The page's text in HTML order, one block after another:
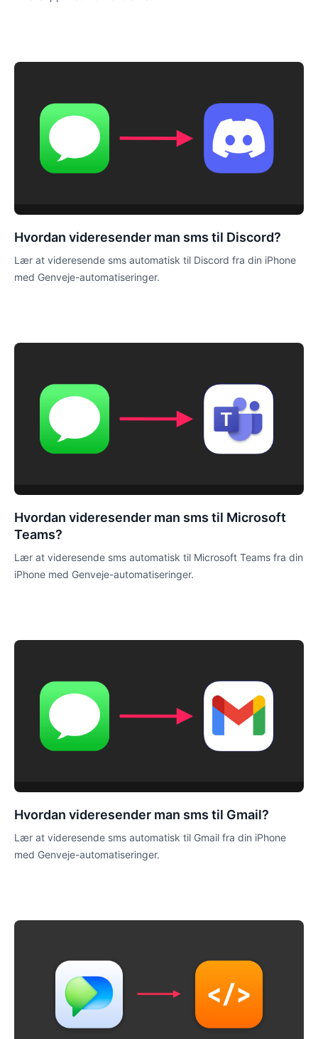
Hvordan videresender man sms til Discord?
Lær at videresende sms automatisk til Discord fra din iPhone
med Genveje-automatiseringer.
Hvordan videresender man sms til Microsoft
Teams?
Lær at videresende sms automatisk til Microsoft Teams fra din
iPhone med Genveje-automatiseringer.
Hvordan videresender man sms til Gmail?
Lær at videresende sms automatisk til Gmail fra din iPhone
med Genveje-automatiseringer.